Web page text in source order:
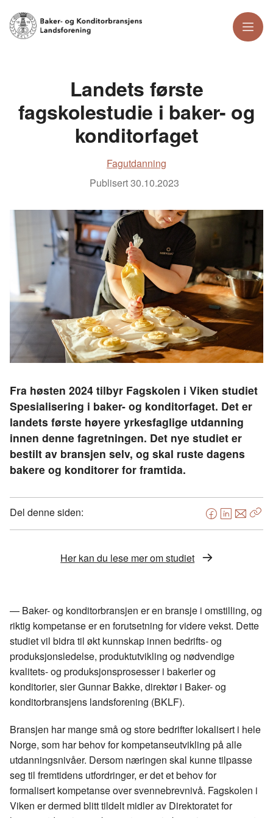
Meny
Landets første
fagskolestudie i baker- og
konditorfaget
Fagutdanning
Publisert30.10.2023
Fra høsten 2024 tilbyr Fagskolen i Viken studiet
Spesialisering i baker- og konditorfaget. Det er
landets første høyere yrkesfaglige utdanning
innen denne fagretningen. Det nye studiet er
bestilt av bransjen selv, og skal ruste dagens
bakere og konditorer for framtida.
Del denne siden:
F
a
e
o
k
L
i
I
n
E
-
Her kan du lese mer om studiet
— Baker- og konditorbransjen er en bransje i omstilling, og
riktig kompetanse er en forutsetning for videre vekst. Dette
studiet vil bidra til økt kunnskap innen bedrifts- og
produksjonsledelse, produktutvikling og nødvendige
kvalitets- og produksjonsprosesser i bakerier og
konditorier, sier Gunnar Bakke, direktør i Baker- og
konditorbransjens landsforening (BKLF).
Bransjen har mange små og store bedrifter lokalisert i hele
Norge, som har behov for kompetanseutvikling på alle
utdanningsnivåer. Dersom næringen skal kunne tilpasse
seg til fremtidens utfordringer, er det et behov for
formalisert kompetanse over svennebrevnivå. Fagskolen i
Viken er dermed blitt tildelt midler av Direktoratet for